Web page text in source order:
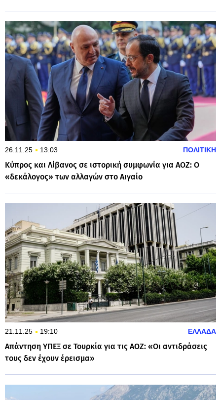
26.11.25 13:03 ΠΟΛΙΤΙΚΗ
Κύπρος και Λίβανος σε ιστορική συμφωνία για ΑΟΖ: Ο
«δεκάλογος» των αλλαγών στο Αιγαίο
21.11.25 19:10 ΕΛΛΑΔΑ
Απάντηση ΥΠΕΞ σε Τουρκία για τις ΑΟΖ: «Οι αντιδράσεις
τους δεν έχουν έρεισμα»